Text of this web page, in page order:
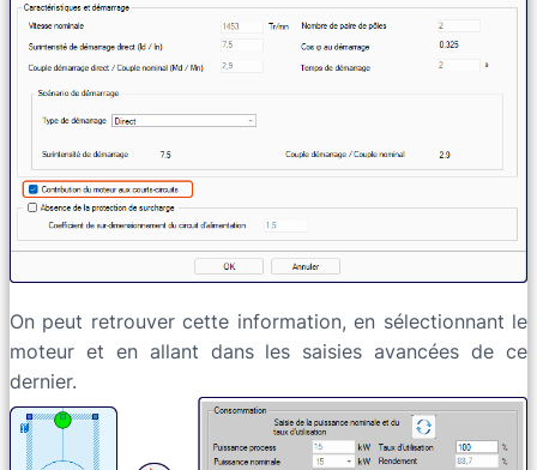
On peut retrouver cette information, en sélectionnant le
moteur et en allant dans les saisies avancées de ce
dernier.